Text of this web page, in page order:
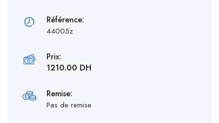
Référence:
44005z
Prix:
1210.00 DH
Remise:
Pas de remise